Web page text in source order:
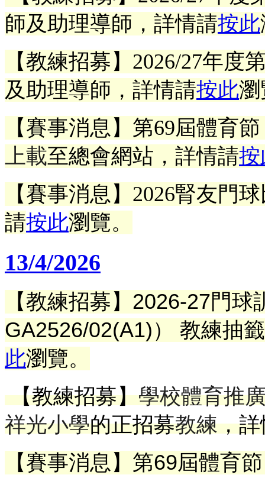
師及助理導師 ，詳情請按此
【教練招募】2026/27年
及助理導師 ，詳情請按此瀏
【賽事消息】 第69屆體育
上載至總會網站 ， 詳情請按
【賽事消息】2026腎友門
請按此瀏覽。
13/4/2026
【教練招募】2026-27門
GA2526/02(A1)）
教練抽
此瀏覽。
【教練招募】學校體育推
祥光小學的正招募教練，
【賽事消息】 第69屆體育